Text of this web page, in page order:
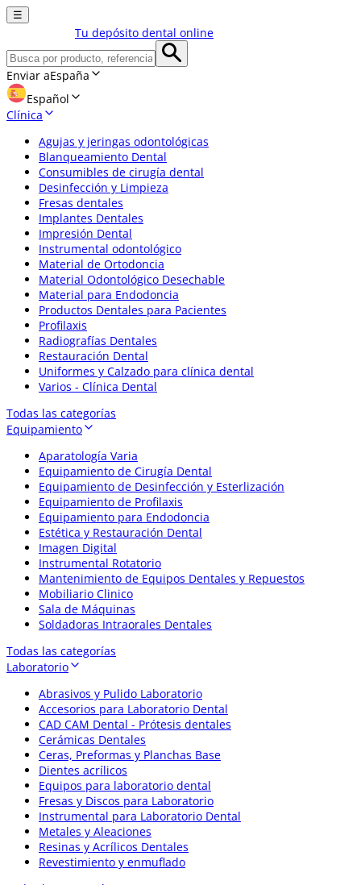
☰
Tu depósito dental online
Enviar aEspaña
Español
Clínica
Agujas y jeringas odontológicas
Blanqueamiento Dental
Consumibles de cirugía dental
Desinfección y Limpieza
Fresas dentales
Implantes Dentales
Impresión Dental
Instrumental odontológico
Material de Ortodoncia
Material Odontológico Desechable
Material para Endodoncia
Productos Dentales para Pacientes
Profilaxis
Radiografías Dentales
Restauración Dental
Uniformes y Calzado para clínica dental
Varios - Clínica Dental
Todas las categorías
Equipamiento
Aparatología Varia
Equipamiento de Cirugía Dental
Equipamiento de Desinfección y Esterlización
Equipamiento de Profilaxis
Equipamiento para Endodoncia
Estética y Restauración Dental
Imagen Digital
Instrumental Rotatorio
Mantenimiento de Equipos Dentales y Repuestos
Mobiliario Clinico
Sala de Máquinas
Soldadoras Intraorales Dentales
Todas las categorías
Laboratorio
Abrasivos y Pulido Laboratorio
Accesorios para Laboratorio Dental
CAD CAM Dental - Prótesis dentales
Cerámicas Dentales
Ceras, Preformas y Planchas Base
Dientes acrílicos
Equipos para laboratorio dental
Fresas y Discos para Laboratorio
Instrumental para Laboratorio Dental
Metales y Aleaciones
Resinas y Acrílicos Dentales
Revestimiento y enmuflado